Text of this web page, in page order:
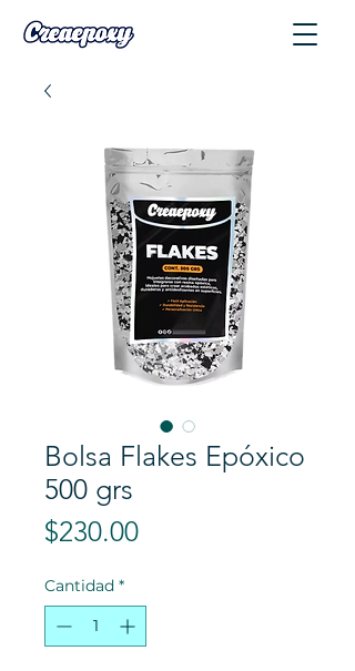
Bolsa Flakes Epóxico
500 grs
$230.00Precio
Cantidad *